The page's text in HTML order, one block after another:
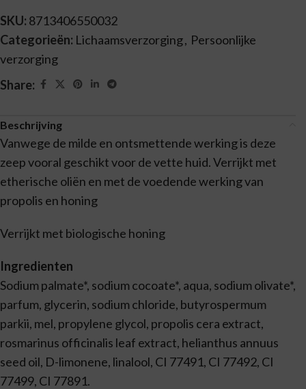
SKU: 8713406550032
Categorieën: Lichaamsverzorging, Persoonlijke
verzorging
Share:
Beschrijving
Vanwege de milde en ontsmettende werking is deze
zeep vooral geschikt voor de vette huid. Verrijkt met
etherische oliën en met de voedende werking van
propolis en honing
Verrijkt met biologische honing
Ingredienten
Sodium palmate*, sodium cocoate*, aqua, sodium olivate*,
parfum, glycerin, sodium chloride, butyrospermum
parkii, mel, propylene glycol, propolis cera extract,
rosmarinus officinalis leaf extract, helianthus annuus
seed oil, D-limonene, linalool, CI 77491, CI 77492, CI
77499, CI 77891.